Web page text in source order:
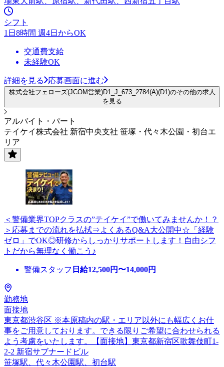
シフト
1日8時間 週4日からOK
交通費支給
未経験OK
詳細を見る 応募画面に進む
株式会社フェローズ(JCOM営業)D1_J_673_2784(A)(D1)のその他の求人
を見る
アルバイト・パート
テイケイ株式会社 新宿中央支社 笹塚・代々木公園・初台エ
リア
＜警備業界TOPクラスの”テイケイ”で働いてみませんか！？
＞応募までの流れを払拭⇒よくあるQ&A大公開中☆「経験
ゼロ」でOK◎研修からしっかりサポートします！自由シフ
トだから無理なく働こう♪
警備スタッフ 日給12,500円〜14,000円
勤務地
面接地
東京都渋谷区 ※本原稿内の駅・エリア以外にも幅広くお仕
事をご用意しております。できる限りご希望に合わせられる
よう考慮をいたします。【面接地】東京都新宿区歌舞伎町1-
2-2 新宿サブナードビル
笹塚駅、代々木公園駅、初台駅